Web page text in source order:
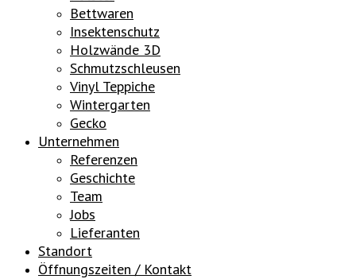
Bettwaren
Insektenschutz
Holzwände 3D
Schmutzschleusen
Vinyl Teppiche
Wintergarten
Gecko
Unternehmen
Referenzen
Geschichte
Team
Jobs
Lieferanten
Standort
Öffnungszeiten / Kontakt